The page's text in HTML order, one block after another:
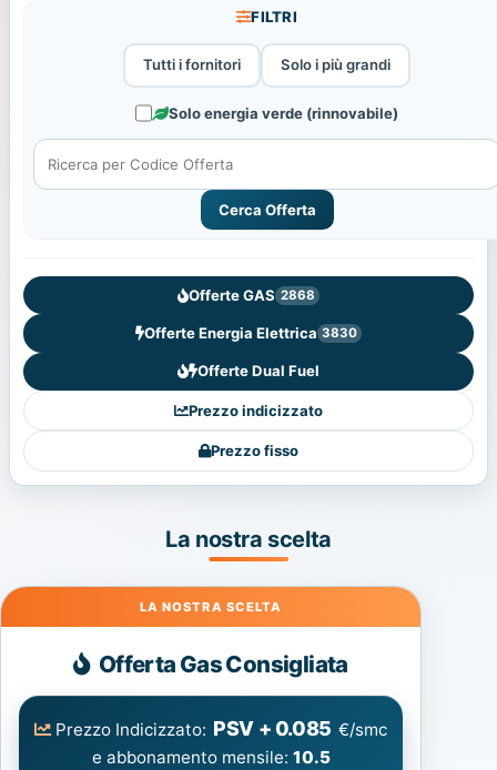
FILTRI
Tutti i fornitori Solo i più grandi
Solo energia verde (rinnovabile)
Cerca Offerta
Offerte GAS 2868
Offerte Energia Elettrica 3830
Offerte Dual Fuel
Prezzo indicizzato
Prezzo fisso
La nostra scelta
Gas
Offerta Gas Consigliata
Prezzo Indicizzato: PSV + 0.085 €/smc
e abbonamento mensile: 10.5